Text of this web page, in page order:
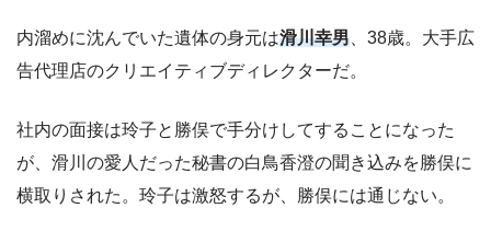
内溜めに沈んでいた遺体の身元は滑川幸男 、38歳。大手広
告代理店のクリエイティブディレクターだ。
社内の面接は玲子と勝俣で手分けしてすることになった
が、滑川の愛人だった秘書の白鳥香澄の聞き込みを勝俣に
横取りされた。玲子は激怒するが、勝俣には通じない。